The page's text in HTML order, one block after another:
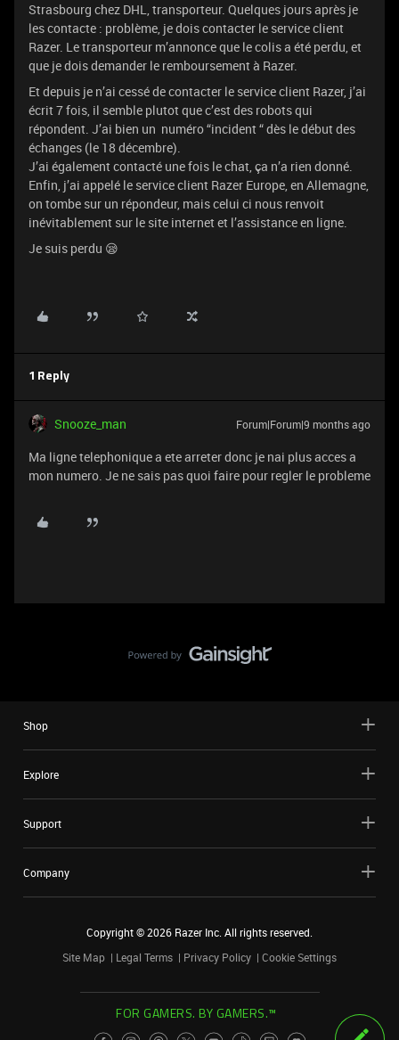
Strasbourg chez DHL, transporteur. Quelques jours après je
les contacte : problème, je dois contacter le service client
Razer. Le transporteur m’annonce que le colis a été perdu, et
que je dois demander le remboursement à Razer.
Et depuis je n’ai cessé de contacter le service client Razer, j’ai
écrit 7 fois, il semble plutot que c’est des robots qui
répondent. J’ai bien un numéro “incident “ dès le début des
échanges (le 18 décembre).
J’ai également contacté une fois le chat, ça n’a rien donné.
Enfin, j’ai appelé le service client Razer Europe, en Allemagne,
on tombe sur un répondeur, mais celui ci nous renvoit
inévitablement sur le site internet et l’assistance en ligne.
Je suis perdu 😪
1 Reply
Snooze_man Forum|Forum|9 months ago
Ma ligne telephonique a ete arreter donc je nai plus acces a
mon numero. Je ne sais pas quoi faire pour regler le probleme
Shop
Explore
Support
Company
Copyright ©2026 Razer Inc. All rights reserved.
Site Map
Legal Terms Privacy Policy Cookie Settings
FOR GAMERS. BY GAMERS.™